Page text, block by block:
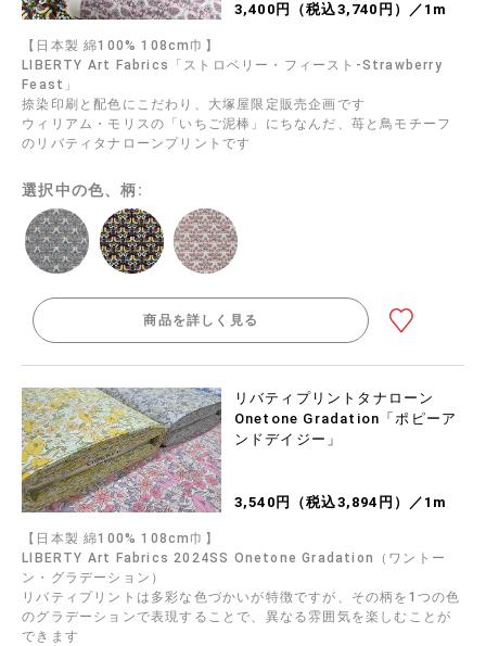
3,400円（税込3,740円）／1m
【日本製 綿100% 108cm巾】
LIBERTY Art Fabrics「ストロベリー・フィースト-Strawberry
Feast」
捺染印刷と配色にこだわり、大塚屋限定販売企画です
ウィリアム・モリスの「いちご泥棒」にちなんだ、苺と鳥モチーフ
のリバティタナローンプリントです
選択中の色、柄:
商品を詳しく見る
リバティプリントタナローン
Onetone Gradation「ポピーア
ンドデイジー」
3,540円（税込3,894円）／1m
【日本製 綿100% 108cm巾】
LIBERTY Art Fabrics 2024SS Onetone Gradation（ワントー
ン・グラデーション）
リバティプリントは多彩な色づかいが特徴ですが、その柄を1つの色
のグラデーションで表現することで、異なる雰囲気を楽しむことが
できます